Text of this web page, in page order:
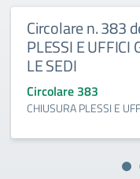
Circolare n. 383
PLESSI E
LE SEDI
Circolare 383
CHIUSURA PLESSI E